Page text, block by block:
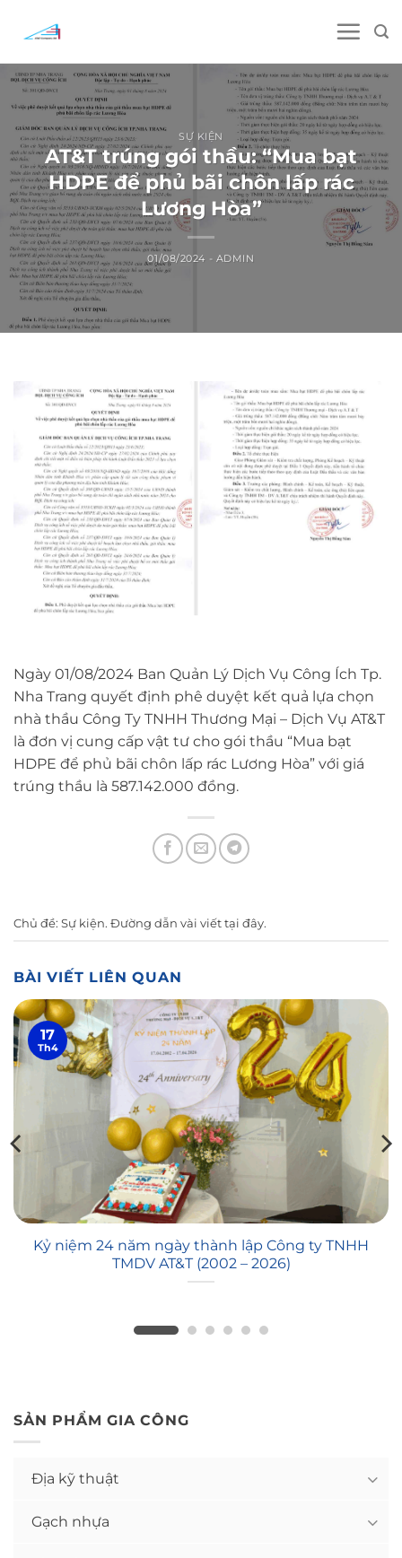
SỰ KIỆN
AT&T trúng gói thầu: “Mua bạt
HDPE để phủ bãi chôn lấp rác
Lương Hòa”
01/08/2024 - ADMIN
Ngày 01/08/2024 Ban Quản Lý Dịch Vụ Công Ích Tp.
Nha Trang quyết định phê duyệt kết quả lựa chọn
nhà thầu Công Ty TNHH Thương Mại – Dịch Vụ AT&T
là đơn vị cung cấp vật tư cho gói thầu “Mua bạt
HDPE để phủ bãi chôn lấp rác Lương Hòa” với giá
trúng thầu là 587.142.000 đồng.
Chủ đề: Sự kiện. Đường dẫn vài viết tại đây.
BÀI VIẾT LIÊN QUAN
Kỷ niệm 24 năm ngày thành lập Công ty TNHH
TMDV AT&T (2002 – 2026)
17
Th4
SẢN PHẨM GIA CÔNG
Địa kỹ thuật
Gạch nhựa